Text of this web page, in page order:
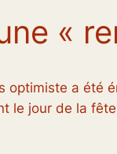
«
optimiste a été
le jour de la